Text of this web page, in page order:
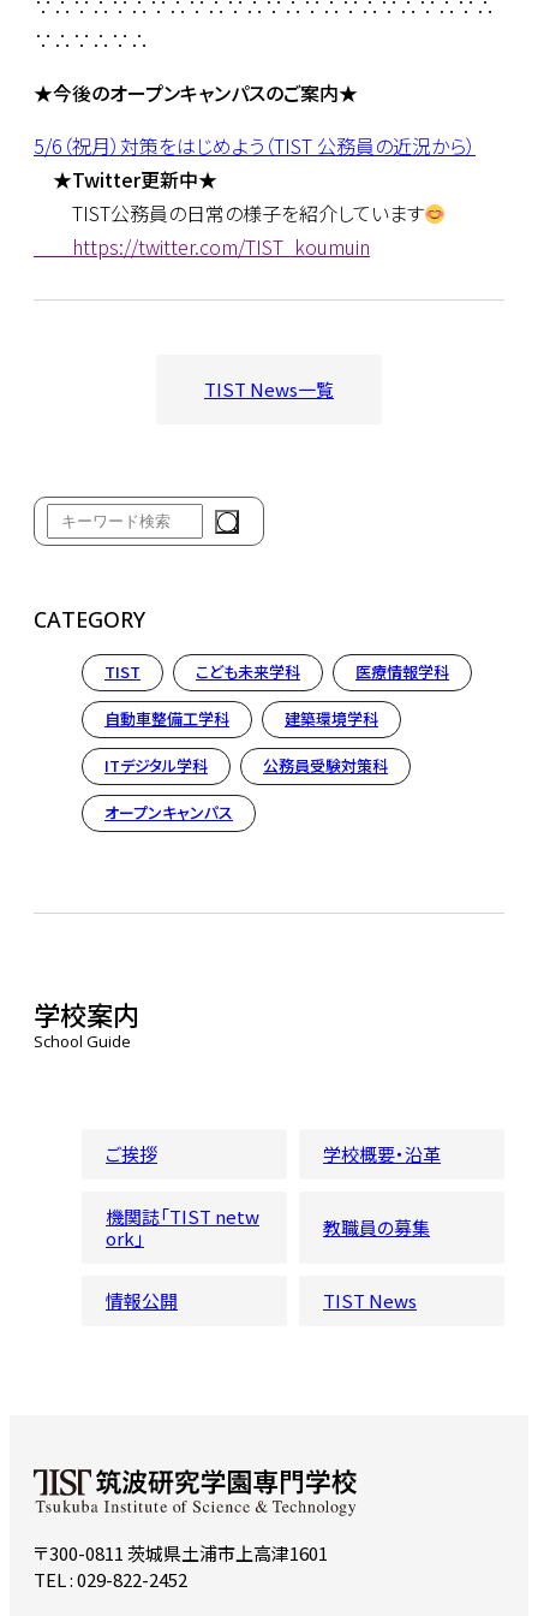
∵∴∵∴∵∴∵∴∵∴∵∴∵∴∵∴∵∴∵∴∵∴∵∴
∵∴∵∴∵∴
★今後のオープンキャンパスのご案内★
5/6（祝月）対策をはじめよう（TIST 公務員の近況から）
★Twitter更新中★
TIST公務員の日常の様子を紹介しています
https://twitter.com/TIST_koumuin
TIST News一覧
CATEGORY
TIST こども未来学科 医療情報学科
自動車整備工学科 建築環境学科
ITデジタル学科 公務員受験対策科
オープンキャンパス
学校案内
School Guide
ご挨拶 学校概要・沿革
機関誌「TIST netw
ork」
教職員の募集
情報公開 TIST News
〒300-0811 茨城県土浦市上高津1601
TEL : 029-822-2452